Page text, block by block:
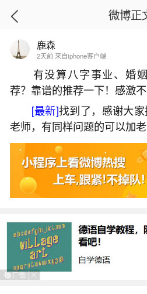
首页
怎样算两个人的八
2026-07-06
生活中像怎样算两个人
很常见的问题，但是小问题
烦，下面就这个问题给大家
一、八字怎么算合不合适,
合
对于两个人的八字是否
微博正
鹿森
2天前 来自iphone客户端
有没算八字事业、婚姻
荐？靠谱的推荐一下！感激不
[最新]找到了，感谢大
老师，有同样问题的可以加